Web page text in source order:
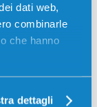
dati web,
combinarle
che hanno
dettagli